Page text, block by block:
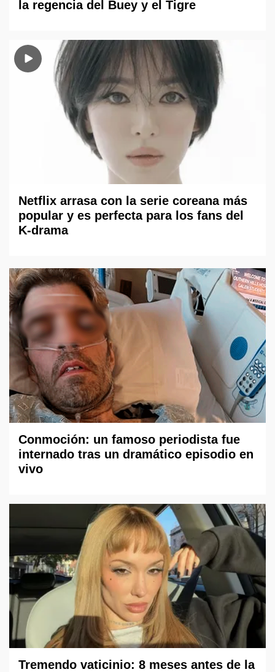
la regencia del Buey y el Tigre
Netflix arrasa con la serie coreana más
popular y es perfecta para los fans del
K-drama
Conmoción: un famoso periodista fue
internado tras un dramático episodio en
vivo
Tremendo vaticinio: 8 meses antes de la